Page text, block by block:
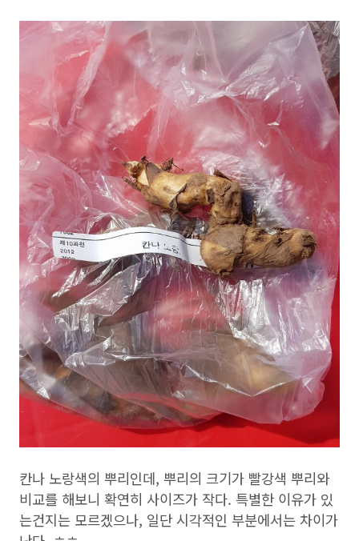
칸나 노랑색의 뿌리인데, 뿌리의 크기가 빨강색 뿌리와
비교를 해보니 확연히 사이즈가 작다. 특별한 이유가 있
는건지는 모르겠으나, 일단 시각적인 부분에서는 차이가